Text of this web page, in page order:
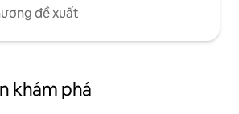
đề xuất
khám phá